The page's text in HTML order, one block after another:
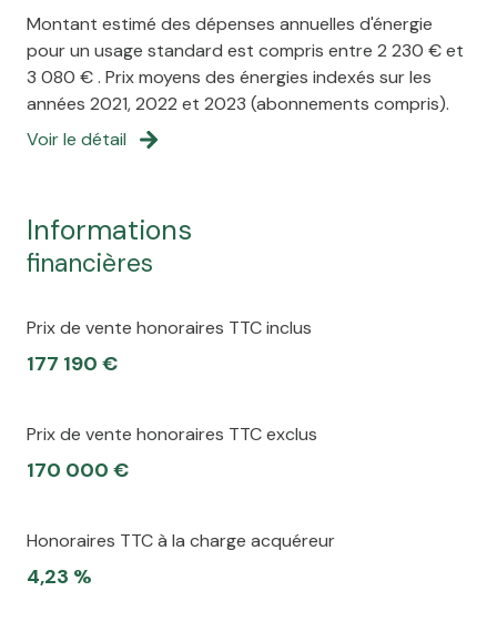
Montant estimé des dépenses annuelles d'énergie
pour un usage standard est compris entre 2 230 € et
3 080 € . Prix moyens des énergies indexés sur les
années 2021, 2022 et 2023 (abonnements compris).
Voir le détail
informations
financières
Prix de vente honoraires TTC inclus
177 190 €
Prix de vente honoraires TTC exclus
170 000 €
Honoraires TTC à la charge acquéreur
4,23 %